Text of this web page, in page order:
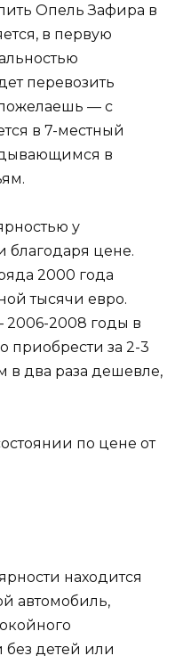
Опель Зафира в
в первую
перевозить
пожелаешь — с
в 7-местный
в
у
благодаря цене.
2000 года
тысячи евро.
2006-2008 годы в
приобрести за 2-3
в два раза дешевле,
по цене от
находится
автомобиль,
детей или